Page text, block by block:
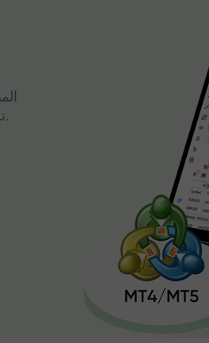
تحليلية قوية وتداول سريع، كل ذلك في واجهة واحدة.